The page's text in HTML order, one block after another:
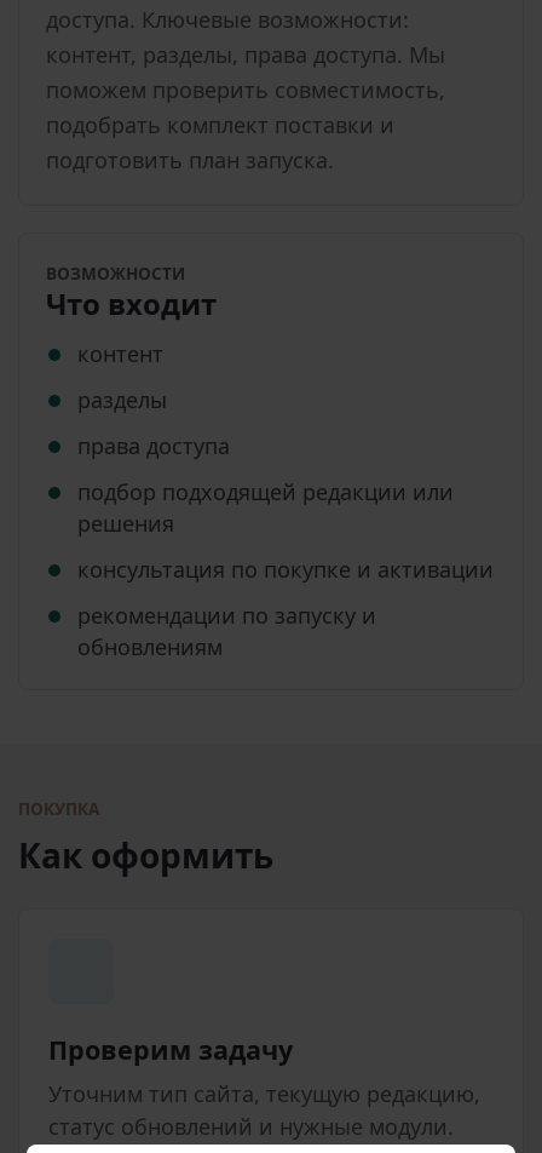
доступа. Ключевые возможности:
контент, разделы, права доступа. Мы
поможем проверить совместимость,
подобрать комплект поставки и
подготовить план запуска.
ВОЗМОЖНОСТИ
Что входит
контент
разделы
права доступа
подбор подходящей редакции или
решения
консультация по покупке и активации
рекомендации по запуску и
обновлениям
ПОКУПКА
Как оформить
Проверим задачу
Уточним тип сайта, текущую редакцию,
статус обновлений и нужные модули.